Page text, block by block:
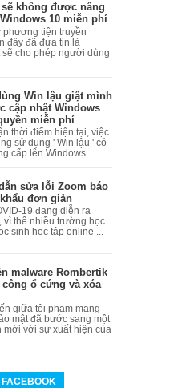
không được nâng
10 miễn phí
phương tiện truyền
đây đã đưa tin là
sẽ cho phép người dùng
Win lậu giật mình
cập nhật Windows
miễn phí
thời điểm hiện tại, việc
sử dụng ' Win lậu ' có
cấp lên Windows ...
sửa lỗi Zoom báo
đơn giản
19 đang diễn ra
vì thế nhiều trường học
sinh học tập online ...
malware Rombertik
ổ cứng và xóa
giữa tội phạm mạng
mật đã bước sang một
mới với sự xuất hiện của